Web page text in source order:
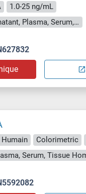
1.0-25 ng/mL
Cell Culture Supernatant, Plasma, Serum, Tissue Homogenate
Colorimetric
Serum, Tissue